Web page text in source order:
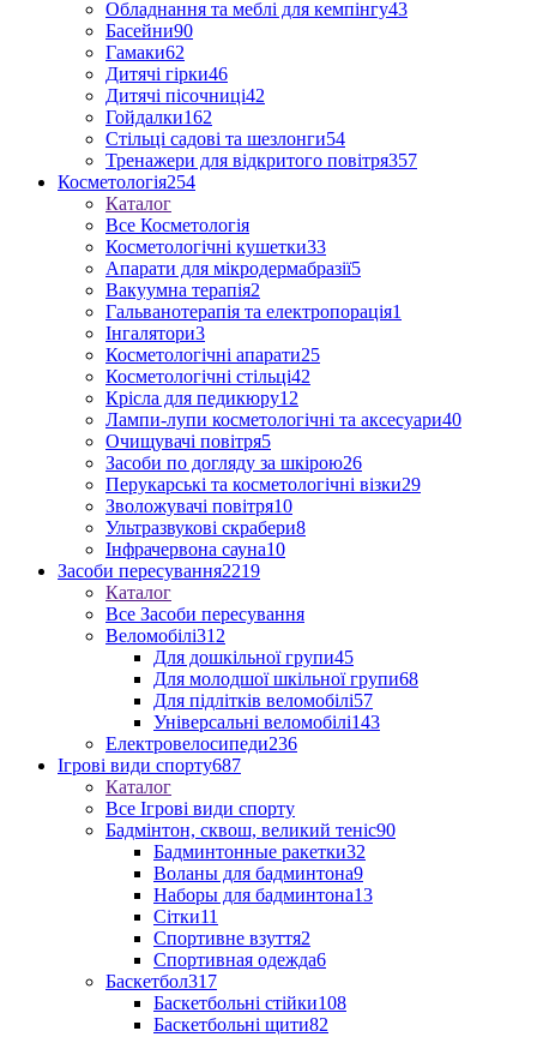
Обладнання та меблі для кемпінгу43
Басейни90
Гамаки62
Дитячі гірки46
Дитячі пісочниці42
Гойдалки162
Стільці садові та шезлонги54
Тренажери для відкритого повітря357
Косметологія254
Каталог
Все Косметологія
Косметологічні кушетки33
Апарати для мікродермабразії5
Вакуумна терапія2
Гальванотерапія та електропорація1
Інгалятори3
Косметологічні апарати25
Косметологічні стільці42
Крісла для педикюру12
Лампи-лупи косметологічні та аксесуари40
Очищувачі повітря5
Засоби по догляду за шкірою26
Перукарські та косметологічні візки29
Зволожувачі повітря10
Ультразвукові скрабери8
Інфрачервона сауна10
Засоби пересування2219
Каталог
Все Засоби пересування
Веломобілі312
Для дошкільної групи45
Для молодшої шкільної групи68
Для підлітків веломобілі57
Універсальні веломобілі143
Електровелосипеди236
Ігрові види спорту687
Каталог
Все Ігрові види спорту
Бадмінтон, сквош, великий теніс90
Бадминтонные ракетки32
Воланы для бадминтона9
Наборы для бадминтона13
Сітки11
Спортивне взуття2
Спортивная одежда6
Баскетбол317
Баскетбольні стійки108
Баскетбольні щити82